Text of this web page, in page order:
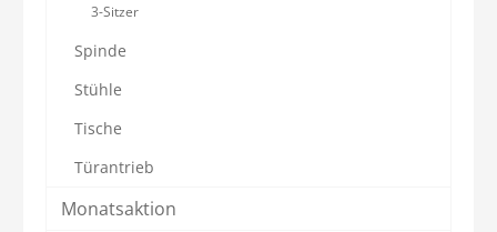
3-Sitzer
Spinde
Stühle
Tische
Türantrieb
Monatsaktion